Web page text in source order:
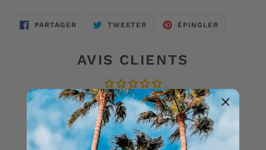
PARTAGERPARTAGER
SUR
TWEETER TWEETERÉPINGLER
AVIS CLIENTS
Soyez le premier à écrire un avis
Écrire un avis